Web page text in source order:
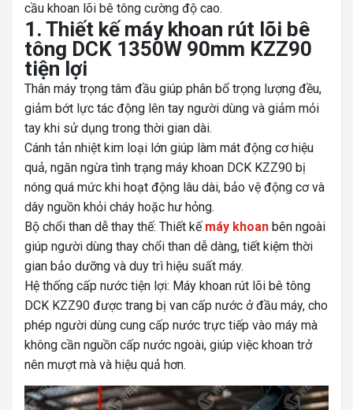
cầu khoan lõi bê tông cường độ cao.
1. Thiết kế máy khoan rút lõi bê
tông DCK 1350W 90mm KZZ90
tiện lợi
Thân máy trọng tâm đầu giúp phân bổ trọng lượng đều,
giảm bớt lực tác động lên tay người dùng và giảm mỏi
tay khi sử dụng trong thời gian dài.
Cánh tản nhiệt kim loại lớn giúp làm mát động cơ hiệu
quả, ngăn ngừa tình trạng máy khoan DCK KZZ90 bị
nóng quá mức khi hoạt động lâu dài, bảo vệ động cơ và
dây nguồn khỏi cháy hoặc hư hỏng.
Bộ chổi than dễ thay thế: Thiết kế máy khoan bên ngoài
giúp người dùng thay chổi than dễ dàng, tiết kiệm thời
gian bảo dưỡng và duy trì hiệu suất máy.
Hệ thống cấp nước tiện lợi: Máy khoan rút lõi bê tông
DCK KZZ90 được trang bị van cấp nước ở đầu máy, cho
phép người dùng cung cấp nước trực tiếp vào máy mà
không cần nguồn cấp nước ngoài, giúp việc khoan trở
nên mượt mà và hiệu quả hơn.